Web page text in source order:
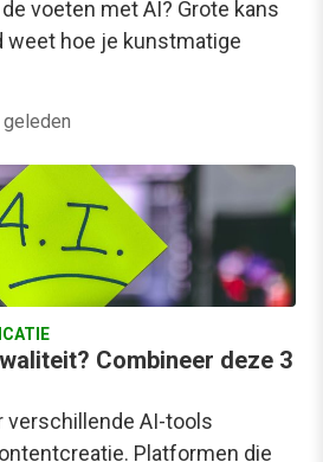
voeten met AI? Grote kans
weet hoe je kunstmatige
geleden
Combineer deze 3
verschillende AI-tools
Platformen die